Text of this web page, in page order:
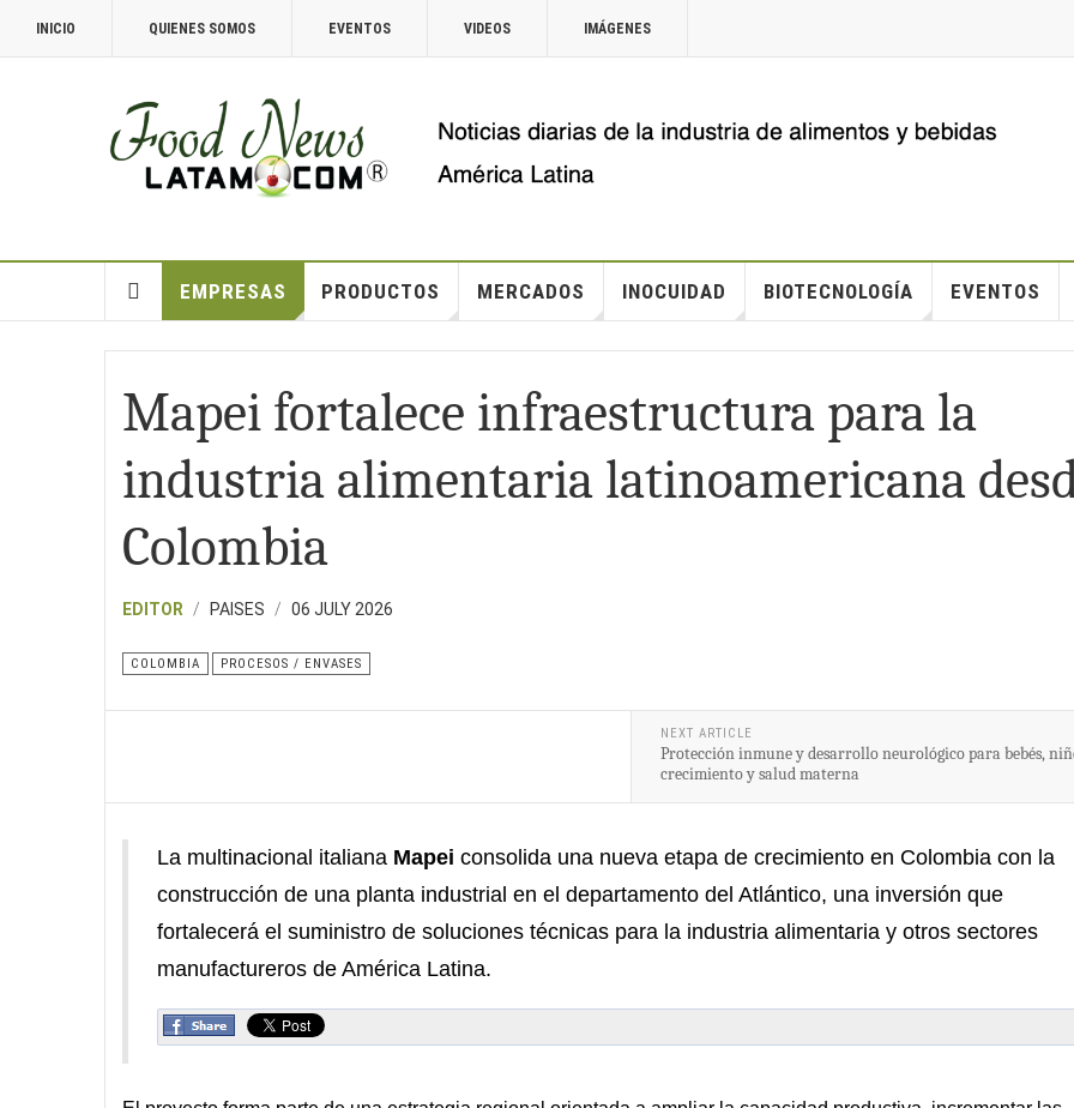
INICIO QUIENES SOMOS EVENTOS VIDEOS IMÁGENES
EMPRESAS PRODUCTOS MERCADOS INOCUIDAD BIOTECNOLOGÍA EVENTOS
Mapei fortalece infraestructura para la
industria alimentaria latinoamericana
Colombia
EDITOR PAISES 06 JULY 2026
COLOMBIA PROCESOS / ENVASES
NEXT ARTICLE
Protección inmune y desarrollo neurológico para bebés,
crecimiento y salud materna
La multinacional italiana Mapei consolida una nueva etapa de crecimiento en Colombia con la
construcción de una planta industrial en el departamento del Atlántico, una inversión que
fortalecerá el suministro de soluciones técnicas para la industria alimentaria y otros sectores
manufactureros de América Latina.